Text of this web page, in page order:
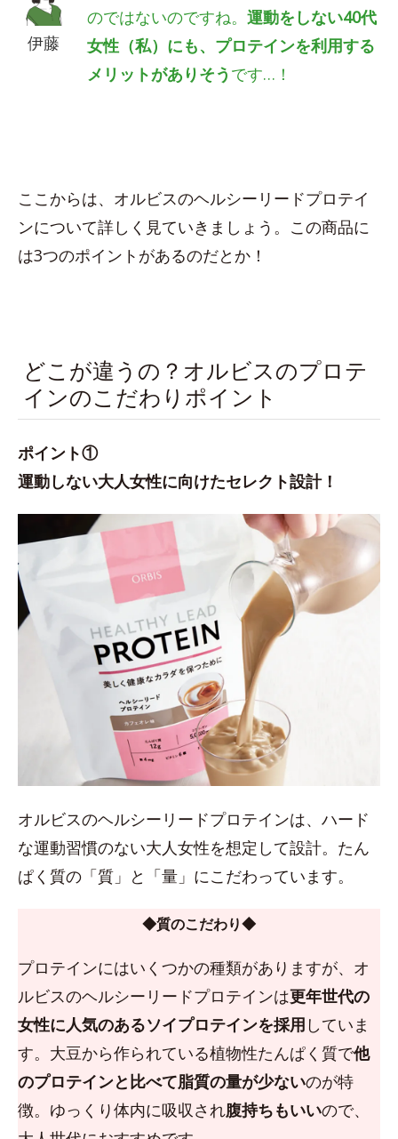
伊藤
のではないのですね。運動をしない40代
女性（私）にも、プロテインを利用する
メリットがありそう です…！
ここからは、オルビスのヘルシーリードプロテイ
ンについて詳しく見ていきましょう。この商品に
は3つのポイントがあるのだとか！
どこが違うの？オルビスのプロテ
インのこだわりポイント
ポイント①
運動しない大人女性に向けたセレクト設計！
オルビスのヘルシーリードプロテインは、ハード
な運動習慣のない大人女性を想定して設計。たん
ぱく質の「質」と「量」にこだわっています。
◆質のこだわり◆
プロテインにはいくつかの種類がありますが、オ
ルビスのヘルシーリードプロテインは更年世代の
女性に人気のあるソイプロテインを採用 していま
す。大豆から作られている植物性たんぱく質で他
のプロテインと比べて脂質の量が少ないのが特
徴。ゆっくり体内に吸収され腹持ちもいいので、